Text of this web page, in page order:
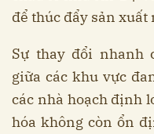
để thúc đẩy sản xuất
Sự thay đổi nhanh
giữa các khu vực
các nhà hoạch định
hóa không còn ổn